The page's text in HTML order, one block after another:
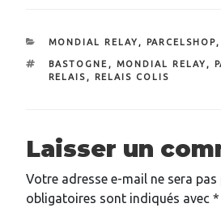
CATÉGORIES
MONDIAL RELAY, PARCELSHOP,
ÉTIQUETTES
BASTOGNE, MONDIAL RELAY,
RELAIS, RELAIS COLIS
Laisser un
Votre adresse e-mail ne sera pas
obligatoires sont indiqués avec *